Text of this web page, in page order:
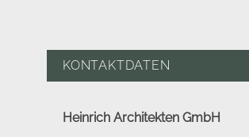
KONTAKTDATEN
Heinrich Architekten GmbH